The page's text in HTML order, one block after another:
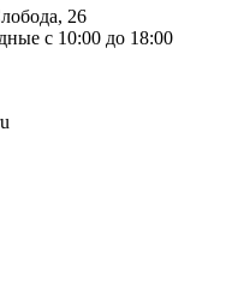
26
с 10:00 до 18:00